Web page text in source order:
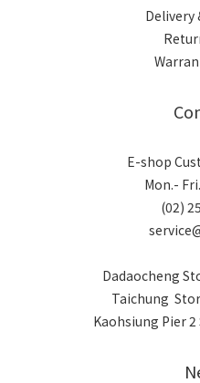
Delivery
E-shop
Mon.-
(02)
Dadaocheng
Taichung
Kaohsiung Pier 2